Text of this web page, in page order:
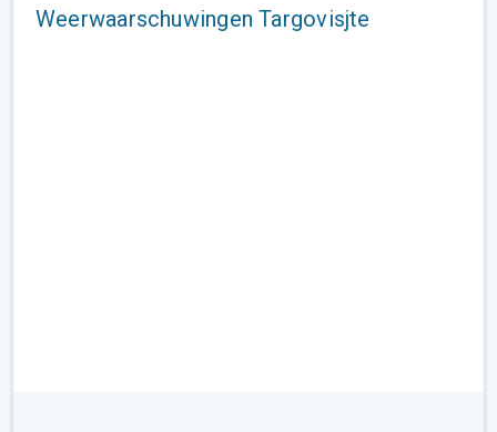
Weerwaarschuwingen Targovisjte